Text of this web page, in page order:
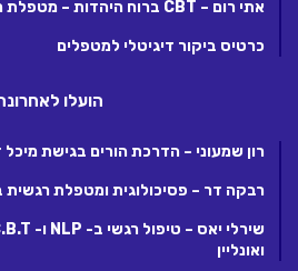
אתי רום – CBT ברוח היהדות – מטפלת רגשית ברחובות
כרטיס ביקור דיגיטלי למטפלים
הועלו
רון שמעוני – הדרכת הורים בגישת מיכל
רבקה דר – פסיכולוגית ומטפלת
ואונליין